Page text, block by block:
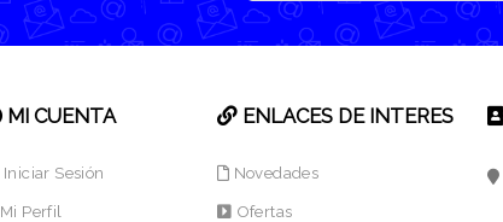
MI CUENTA
Iniciar Sesión
Mi Perfil
ENLACES DE INTERES
Novedades
Ofertas